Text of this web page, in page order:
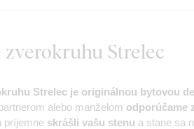
Strelec
Strelec je originálnou bytovou
alebo manželom odporúčame
príjemne skrášli vašu stenu a stane sa